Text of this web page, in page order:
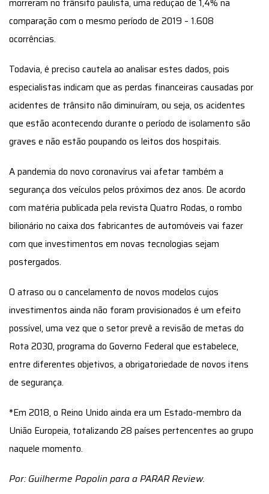
comparação com o mesmo período de 2019 – 1.608
ocorrências.
Todavia, é preciso cautela ao analisar estes dados, pois
especialistas indicam que as perdas financeiras causadas por
acidentes de trânsito não diminuíram, ou seja, os acidentes
que estão acontecendo durante o período de isolamento são
graves e não estão poupando os leitos dos hospitais.
A pandemia do novo coronavírus vai afetar também a
segurança dos veículos pelos próximos dez anos. De acordo
com matéria publicada pela revista Quatro Rodas, o rombo
bilionário no caixa dos fabricantes de automóveis vai fazer
com que investimentos em novas tecnologias sejam
postergados.
O atraso ou o cancelamento de novos modelos cujos
investimentos ainda não foram provisionados é um efeito
possível, uma vez que o setor prevê a revisão de metas do
Rota 2030, programa do Governo Federal que estabelece,
entre diferentes objetivos, a obrigatoriedade de novos itens
de segurança.
*Em 2018, o Reino Unido ainda era um Estado-membro da
União Europeia, totalizando 28 países pertencentes ao grupo
naquele momento.
Por: Guilherme Popolin para a PARAR Review.